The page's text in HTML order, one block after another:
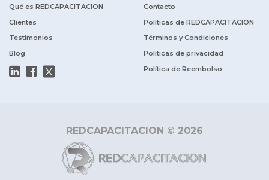
Qué es REDCAPACITACION
Clientes
Testimonios
Blog
Contacto
Políticas de REDCAPACITACION
Términos y Condiciones
Políticas de privacidad
Política de Reembolso
REDCAPACITACION © 2026